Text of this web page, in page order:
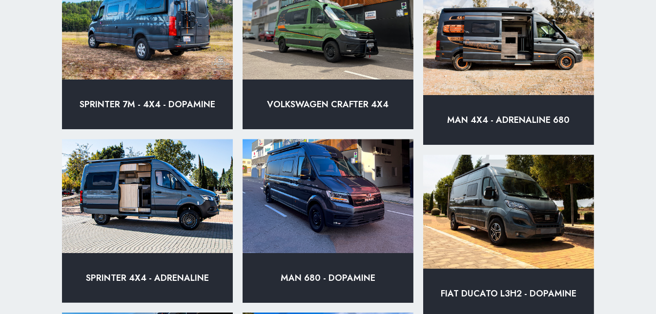
SPRINTER 7M - 4X4 - DOPAMINE
VOLKSWAGEN CRAFTER 4X4
MAN 4X4 - ADRENALINE 680
SPRINTER 4X4 - ADRENALINE
MAN 680 - DOPAMINE
FIAT DUCATO L3H2 - DOPAMINE